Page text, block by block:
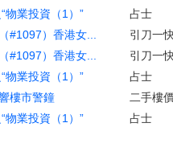
物業投資（1）”
占士
#1097）香港女...
引刀一
#1097）香港女...
引刀一
物業投資（1）”
占士
樓市警鐘
二手樓價
物業投資（1）”
占士